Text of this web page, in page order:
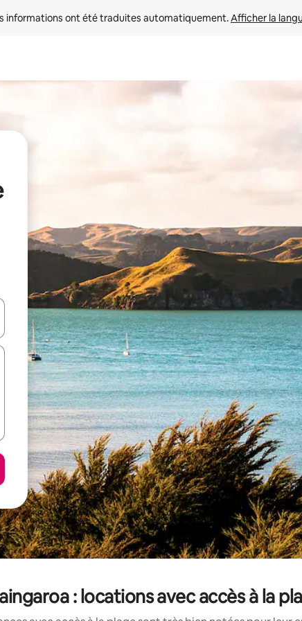
informations ont été traduites automatiquement. Afficher la
le haut et vers le bas pour les parcourir ou en appuyant et en
: locations avec accès à la